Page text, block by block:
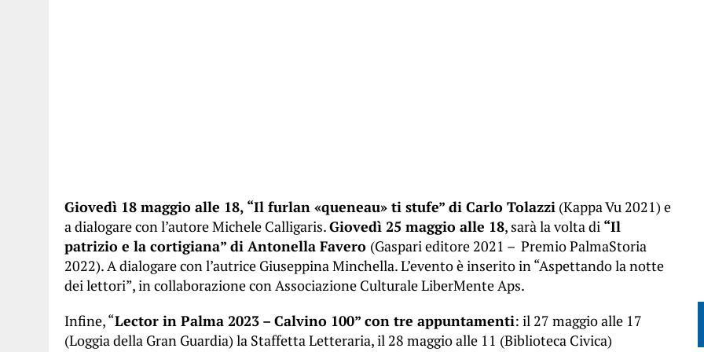
Giovedì 18 maggio alle 18, “Il furlan «queneau» ti stufe” di Carlo Tolazzi (Kappa Vu 2021) e
a dialogare con l’autore Michele Calligaris.Giovedì 25 maggio alle 18, sarà la volta di “Il
patrizio e la cortigiana” di Antonella Favero (Gaspari editore 2021 – Premio PalmaStoria
2022). A dialogare con l’autrice Giuseppina Minchella. L’evento è inserito in “Aspettando la notte
dei lettori”, in collaborazione con Associazione Culturale LiberMente Aps.
Infine, “Lector in Palma 2023 – Calvino 100” con tre appuntamenti: il 27 maggio alle 17
(Loggia della Gran Guardia) la Staffetta Letteraria, il 28 maggio alle 11 (Biblioteca Civica)